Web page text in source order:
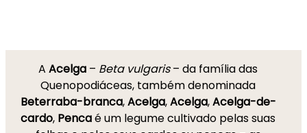
A Acelga – Beta vulgaris– da família das
Quenopodiáceas, também denominada
Beterraba-branca,Acelga,Acelga,Acelga-de-
cardo, Pencaé um legume cultivado pelas suas